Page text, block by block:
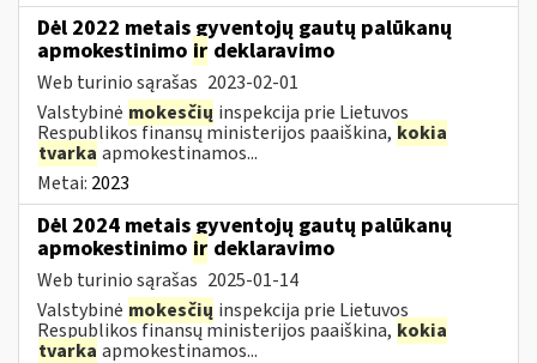
Dėl 2022 metais gyventojų gautų palūkanų
apmokestinimo ir deklaravimo
Web turinio sąrašas 2023-02-01
Valstybinė mokesčių inspekcija prie Lietuvos
Respublikos finansų ministerijos paaiškina, kokia
tvarka apmokestinamos...
Metai: 2023
Dėl 2024 metais gyventojų gautų palūkanų
apmokestinimo ir deklaravimo
Web turinio sąrašas 2025-01-14
Valstybinė mokesčių inspekcija prie Lietuvos
Respublikos finansų ministerijos paaiškina, kokia
tvarka apmokestinamos...